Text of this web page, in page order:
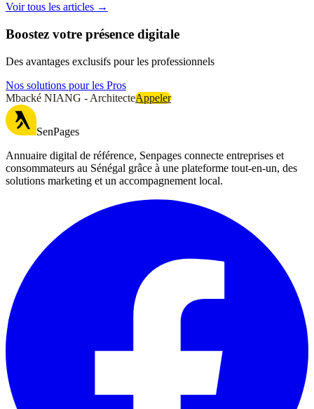
Voir tous les articles →
Boostez votre présence digitale
Des avantages exclusifs pour les professionnels
Nos solutions pour les Pros
Mbacké NIANG - ArchitecteAppeler
SenPages
Annuaire digital de référence, Senpages connecte entreprises et
consommateurs au Sénégal grâce à une plateforme tout-en-un, des
solutions marketing et un accompagnement local.